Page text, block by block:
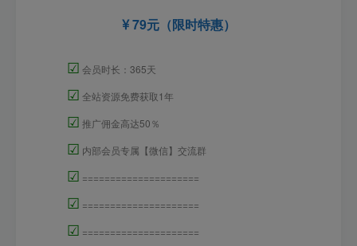
79元（限时特惠）
☑ 会员时长：365天
☑ 全站资源免费获取1年
☑ 推广佣金高达50％
☑ 内部会员专属【微信】交流群
☑ =====================
☑ =====================
☑ =====================